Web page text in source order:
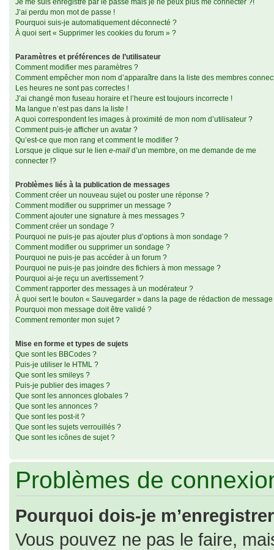
Je me suis enregistré par le passé mais je ne peux plus me connecter ?!
J’ai perdu mon mot de passe !
Pourquoi suis-je automatiquement déconnecté ?
À quoi sert « Supprimer les cookies du forum » ?
Paramètres et préférences de l’utilisateur
Comment modifier mes paramètres ?
Comment empêcher mon nom d’apparaître dans la liste des membres
Les heures ne sont pas correctes !
J’ai changé mon fuseau horaire et l’heure est toujours incorrecte !
Ma langue n’est pas dans la liste !
A quoi correspondent les images à proximité de mon nom d’utilisateur ?
Comment puis-je afficher un avatar ?
Qu’est-ce que mon rang et comment le modifier ?
Lorsque je clique sur le lien e-mail d’un membre, on me demande de me
connecter !?
Problèmes liés à la publication de messages
Comment créer un nouveau sujet ou poster une réponse ?
Comment modifier ou supprimer un message ?
Comment ajouter une signature à mes messages ?
Comment créer un sondage ?
Pourquoi ne puis-je pas ajouter plus d’options à mon sondage ?
Comment modifier ou supprimer un sondage ?
Pourquoi ne puis-je pas accéder à un forum ?
Pourquoi ne puis-je pas joindre des fichiers à mon message ?
Pourquoi ai-je reçu un avertissement ?
Comment rapporter des messages à un modérateur ?
À quoi sert le bouton « Sauvegarder » dans la page de rédaction de message
Pourquoi mon message doit être validé ?
Comment remonter mon sujet ?
Mise en forme et types de sujets
Que sont les BBCodes ?
Puis-je utiliser le HTML ?
Que sont les smileys ?
Puis-je publier des images ?
Que sont les annonces globales ?
Que sont les annonces ?
Que sont les post-it ?
Que sont les sujets verrouillés ?
Que sont les icônes de sujet ?
Problèmes de
Pourquoi dois-je
Vous pouvez ne pas le faire,